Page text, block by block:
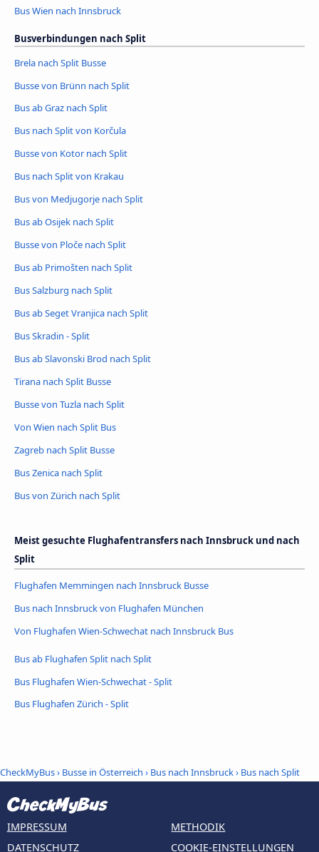
Bus Wien nach Innsbruck
Busverbindungen nach Split
Brela nach Split Busse
Busse von Brünn nach Split
Bus ab Graz nach Split
Bus nach Split von Korčula
Busse von Kotor nach Split
Bus nach Split von Krakau
Bus von Medjugorje nach Split
Bus ab Osijek nach Split
Busse von Ploče nach Split
Bus ab Primošten nach Split
Bus Salzburg nach Split
Bus ab Seget Vranjica nach Split
Bus Skradin - Split
Bus ab Slavonski Brod nach Split
Tirana nach Split Busse
Busse von Tuzla nach Split
Von Wien nach Split Bus
Zagreb nach Split Busse
Bus Zenica nach Split
Bus von Zürich nach Split
Meist gesuchte Flughafentransfers nach Innsbruck und nach
Split
Flughafen Memmingen nach Innsbruck Busse
Bus nach Innsbruck von Flughafen München
Von Flughafen Wien-Schwechat nach Innsbruck Bus
Bus ab Flughafen Split nach Split
Bus Flughafen Wien-Schwechat - Split
Bus Flughafen Zürich - Split
CheckMyBus› Busse in Österreich › Bus nach Innsbruck› Bus nach Split
IMPRESSUM
DATENSCHUTZ
METHODIK
COOKIE-EINSTELLUNGEN